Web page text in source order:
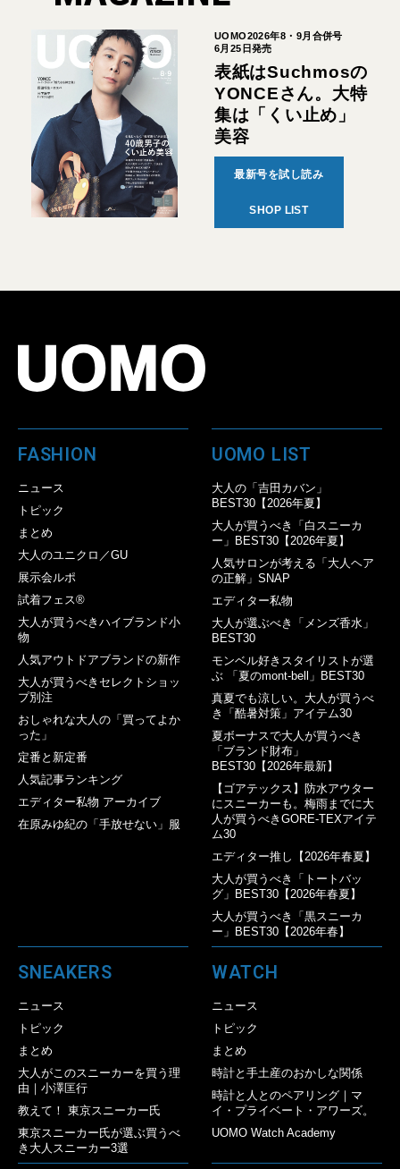
UOMO2026年8・9月合併号
6月25日発売
表紙はSuchmosの
YONCEさん。大特
集は「くい止め」
美容
最新号を試し読み
SHOP LIST
FASHION
ニュース
トピック
まとめ
大人のユニクロ／GU
展示会ルポ
試着フェス®︎
大人が買うべきハイブランド小
物
人気アウトドアブランドの新作
大人が買うべきセレクトショッ
プ別注
おしゃれな大人の「買ってよか
った」
定番と新定番
人気記事ランキング
エディター私物 アーカイブ
在原みゆ紀の「手放せない」服
UOMO LIST
大人の「吉田カバン」
BEST30【2026年夏】
大人が買うべき「白スニーカ
ー」BEST30【2026年夏】
人気サロンが考える「大人ヘア
の正解」SNAP
エディター私物
大人が選ぶべき「メンズ香水」
BEST30
モンベル好きスタイリストが選
ぶ 「夏のmont-bell」BEST30
真夏でも涼しい。大人が買うべ
き「酷暑対策」アイテム30
夏ボーナスで大人が買うべき
「ブランド財布」
BEST30【2026年最新】
【ゴアテックス】防水アウター
にスニーカーも。梅雨までに大
人が買うべきGORE-TEXアイテ
ム30
エディター推し【2026年春夏】
大人が買うべき「トートバッ
グ」BEST30【2026年春夏】
大人が買うべき「黒スニーカ
ー」BEST30【2026年春】
SNEAKERS
ニュース
トピック
まとめ
大人がこのスニーカーを買う理
由｜小澤匡行
教えて！ 東京スニーカー氏
東京スニーカー氏が選ぶ買うべ
き大人スニーカー3選
WATCH
ニュース
トピック
まとめ
時計と手土産のおかしな関係
時計と人とのペアリング｜マ
イ・プライベート・アワーズ。
UOMO Watch Academy